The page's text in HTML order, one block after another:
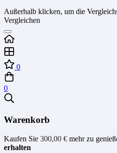
Außerhalb klicken, um die
Vergleichen
0
0
Warenkorb
Kaufen Sie 300,00 € mehr zu
erhalten